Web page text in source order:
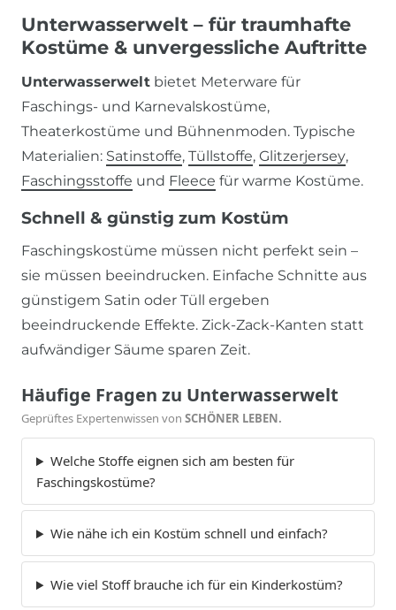
Unterwasserwelt – für traumhafte
Kostüme & unvergessliche Auftritte
Unterwasserwelt bietet Meterware für
Faschings- und Karnevalskostüme,
Theaterkostüme und Bühnenmoden. Typische
Materialien: Satinstoffe, Tüllstoffe, Glitzerjersey,
Faschingsstoffe und Fleece für warme Kostüme.
Schnell & günstig zum Kostüm
Faschingskostüme müssen nicht perfekt sein –
sie müssen beeindrucken. Einfache Schnitte aus
günstigem Satin oder Tüll ergeben
beeindruckende Effekte. Zick-Zack-Kanten statt
aufwändiger Säume sparen Zeit.
Häufige Fragen zu Unterwasserwelt
Geprüftes Expertenwissen von SCHÖNER LEBEN.
Welche Stoffe eignen sich am besten für
Faschingskostüme?
Wie nähe ich ein Kostüm schnell und einfach?
Wie viel Stoff brauche ich für ein Kinderkostüm?